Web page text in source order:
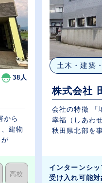
38人
から
建物
が...
高校
土木・建築
株式会社
会社の特徴 「
幸福（しあわ
秋田県北部を
インターンシッ
受け入れ可能対